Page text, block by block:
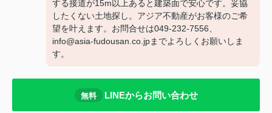
する接道が15m以上あると建築面で安心です。妥協
したくない土地探し。アジア不動産がお客様のご希
望を叶えます。お問合せは049-232-7556、
info@asia-fudousan.co.jpまでよろしくお願いしま
す。
無料 LINEからお問い合わせ